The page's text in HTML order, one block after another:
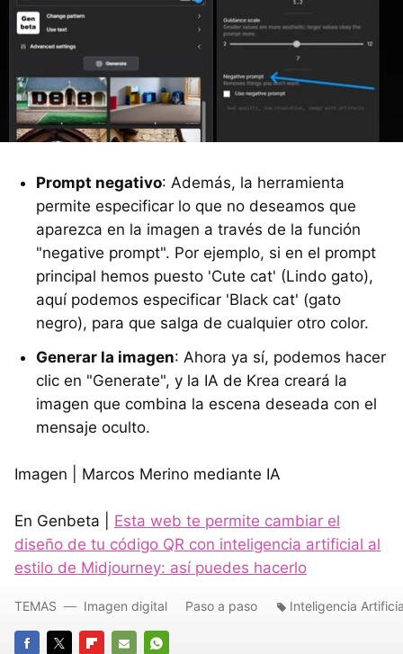
Prompt negativo: Además, la herramienta
permite especificar lo que no deseamos que
aparezca en la imagen a través de la función
"negative prompt". Por ejemplo, si en el prompt
principal hemos puesto 'Cute cat' (Lindo gato),
aquí podemos especificar 'Black cat' (gato
negro), para que salga de cualquier otro color.
Generar la imagen: Ahora ya sí, podemos hacer
clic en "Generate", y la IA de Krea creará la
imagen que combina la escena deseada con el
mensaje oculto.
Imagen | Marcos Merino mediante IA
En Genbeta | Esta web te permite cambiar el
diseño de tu código QR con inteligencia artificial al
estilo de Midjourney: así puedes hacerlo
TEMAS Imagen digital Paso a paso Inteligencia